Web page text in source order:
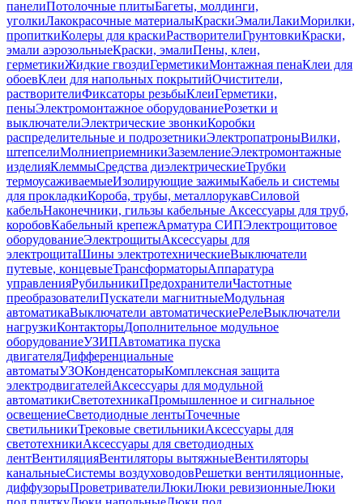
панелиПотолочные плитыБагеты, молдинги,
уголкиЛакокрасочные материалыКраскиЭмалиЛакиМорилки,
пропиткиКолеры для краскиРастворителиГрунтовкиКраски,
эмали аэрозольныеКраски, эмалиПены, клеи,
герметикиЖидкие гвоздиГерметикиМонтажная пенаКлеи для
обоевКлеи для напольных покрытийОчистители,
растворителиФиксаторы резьбыКлеиГерметики,
пеныЭлектромонтажное оборудованиеРозетки и
выключателиЭлектрические звонкиКоробки
распределительные и подрозетникиЭлектропатроныВилки,
штепселиМолниеприемникиЗаземлениеЭлектромонтажные
изделияКлеммыСредства диэлектрическиеТрубки
термоусаживаемыеИзолирующие зажимыКабель и системы
для прокладкиКороба, трубы, металлорукавСиловой
кабельНаконечники, гильзы кабельные Аксессуары для труб,
коробовКабельный крепежАрматура СИПЭлектрощитовое
оборудованиеЭлектрощитыАксессуары для
электрощитаШины электротехническиеВыключатели
путевые, концевыеТрансформаторыАппаратура
управленияРубильникиПредохранителиЧастотные
преобразователиПускатели магнитныеМодульная
автоматикаВыключатели автоматическиеРелеВыключатели
нагрузкиКонтакторыДополнительное модульное
оборудованиеУЗИПАвтоматика пуска
двигателяДифференциальные
автоматыУЗОКонденсаторыКомплексная защита
электродвигателейАксессуары для модульной
автоматикиСветотехникаПромышленное и сигнальное
освещениеСветодиодные лентыТочечные
светильникиТрековые светильникиАксессуары для
светотехникиАксессуары для светодиодных
лентВентиляцияВентиляторы вытяжныеВентиляторы
канальныеСистемы воздуховодовРешетки вентиляционные,
диффузорыПроветривателиЛюкиЛюки ревизионныеЛюки